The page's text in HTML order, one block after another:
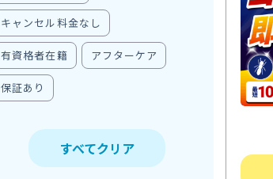
キャンセル料金なし
有資格者在籍 アフターケア
保証あり
すべてクリア